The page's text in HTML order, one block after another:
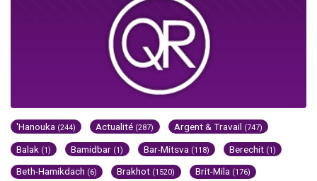
'Hanouka (244) Actualité (287) Argent & Travail (747)
Balak (1) Bamidbar (1) Bar-Mitsva (118) Berechit (1)
Beth-Hamikdach (6) Brakhot (1520) Brit-Mila (176)